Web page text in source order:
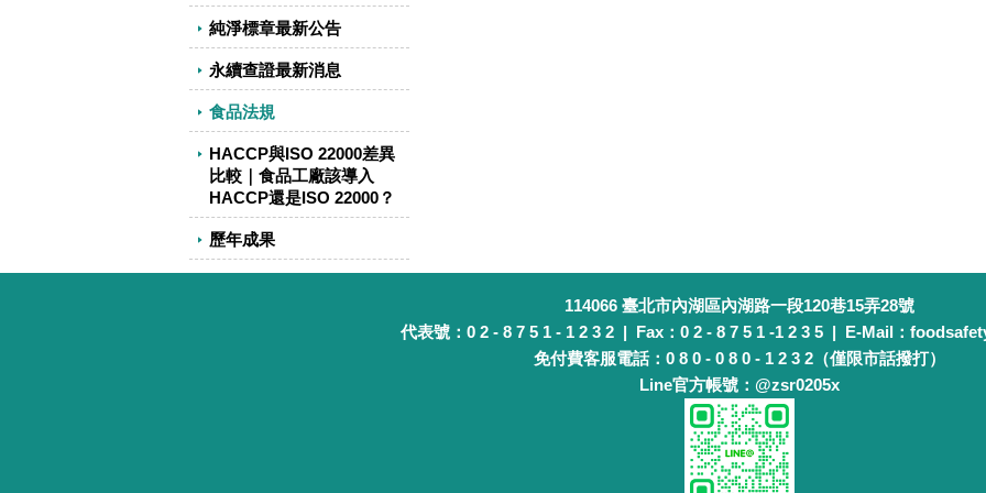
純淨標章最新公告
永續查證最新消息
食品法規
HACCP與ISO 22000差異
比較｜食品工廠該導入
HACCP還是ISO 22000？
歷年成果
114066 臺北市內湖區內湖路一段120巷15弄28號
代表號：0 2 - 8 7 5 1 - 1 2 3 2 | Fax：0 2 - 8 7 5 1 -1 2 3 5 | E-Mail：
免付費客服電話：0 8 0 - 0 8 0 - 1 2 3 2（僅限市話撥打）
Line官方帳號：@zsr0205x